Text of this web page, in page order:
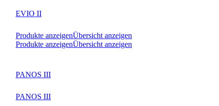
EVIO II
Produkte anzeigenÜbersicht anzeigen
Produkte anzeigenÜbersicht anzeigen
PANOS III
PANOS III